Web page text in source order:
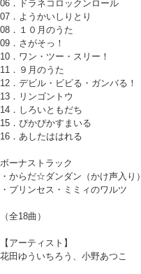
06．ドラネコロックンロール
07．ようかいしりとり
08．１０月のうた
09．さがそっ！
10．ワン・ツー・スリー！
11．９月のうた
12．デビル・ビビる・ガンバる！
13．リンゴントウ
14．しろいともだち
15．ぴかぴかすまいる
16．あしたははれる
ボーナストラック
・からだ☆ダンダン（かけ声入り）
・プリンセス・ミミィのワルツ
（全18曲）
【アーティスト】
花田ゆういちろう、小野あつこ